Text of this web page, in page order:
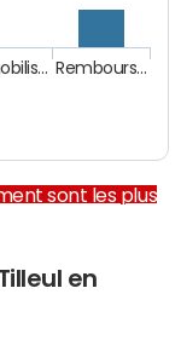
Rembours…
sont les plus
en